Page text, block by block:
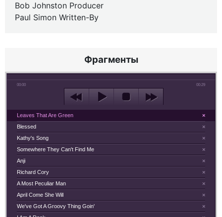
Bob Johnston Producer
Paul Simon Written-By
Фрагменты
00:00 00:29
×
Leaves That Are Green
×
Blessed
×
Kathy's Song
×
Somewhere They Can't Find Me
×
Anji
×
Richard Cory
×
A Most Peculiar Man
×
April Come She Will
×
We've Got A Groovy Thing Goin'